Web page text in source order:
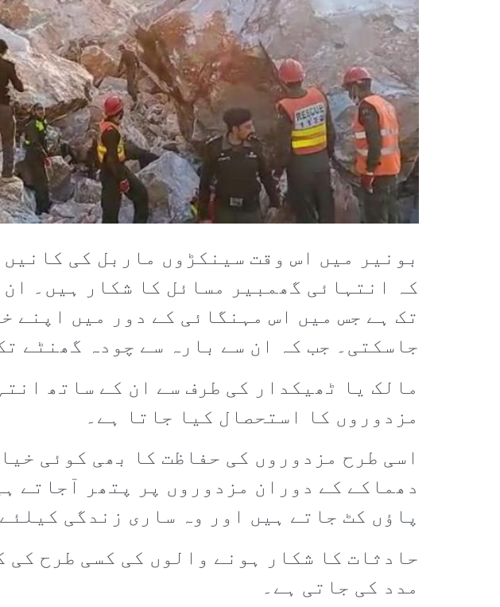
بونیر میں اس وقت سینکڑوں ماربل کی
کہ انتہائی گھمبیر مسائل کا شکار ہیں۔
تک ہے جس میں اس مہنگائی کے دور میں اپنے
جاسکتی۔ جب کہ ان سے بارہ سے چودہ گھنٹے
مالک یا ٹھیکدار کی طرف سے ان کے ساتھ
مزدوروں کا استحصال کیا جاتا ہے۔
اسی طرح مزدوروں کی حفاظت کا بھی کوئی
دھماکے کے دوران مزدوروں پر پتھر آجاتے
پاؤں کٹ جاتے ہیں اور وہ ساری زندگی
حادثات کا شکار ہونے والوں کی کسی طرح
مدد کی جاتی ہے۔